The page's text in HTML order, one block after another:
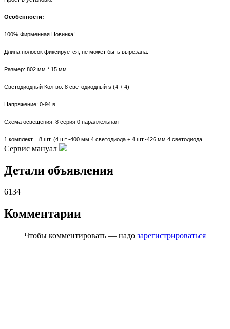
Особенности:
100% Фирменная Новинка!
Длина полосок фиксируется, не может быть вырезана.
Размер: 802 мм * 15 мм
Светодиодный Кол-во: 8 светодиодный s (4 + 4)
Напряжение: 0-94 в
Схема освещения: 8 серия 0 параллельная
1 комплект = 8 шт. (4 шт.-400 мм 4 светодиода + 4 шт.-426 мм 4 светодиода
Сервис мануал
Детали объявления
6134
Комментарии
Чтобы комментировать — надо зарегистрироваться